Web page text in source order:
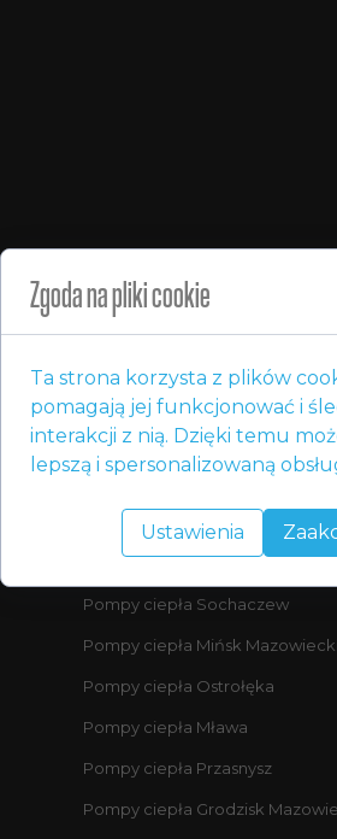
Obsługujemy instalacje
oraz sprzedaż pomp
miastach:
Pompy ciepła Warszawa
Pompy ciepła Płońsk
Pompy ciepła Sochaczew
Pompy ciepła Mińsk Mazowiecki
Pompy ciepła Ostrołęka
Pompy ciepła Mława
Pompy ciepła Przasnysz
Pompy ciepła Grodzisk
Zgoda na pliki cookie
Ta strona korzysta z plików
pomagają jej funkcjonować i
interakcji z nią. Dzięki temu
lepszą i spersonalizowaną
Ustawienia